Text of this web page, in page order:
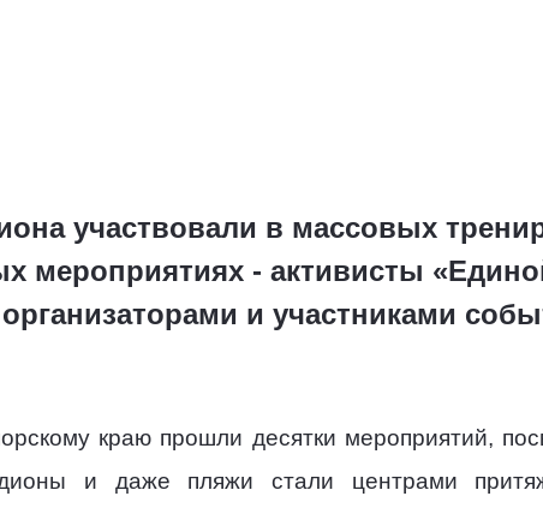
участвовали в массовых
мероприятиях - активисты
и участниками
краю прошли десятки мероприятий,
и даже пляжи стали центрами